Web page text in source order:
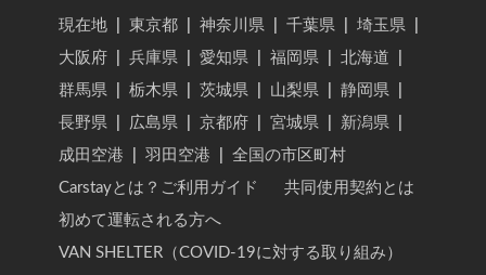
現在地 東京都 神奈川県 千葉県 埼玉県
大阪府
兵庫県 愛知県 福岡県 北海道
群馬県
栃木県 茨城県 山梨県 静岡県
長野県
広島県 京都府 宮城県 新潟県
成田空港
羽田空港
全国の市区町村
Carstayとは？ご利用ガイド
共同使用契約とは
初めて運転される方へ
VAN SHELTER（COVID-19に対する取り組み）